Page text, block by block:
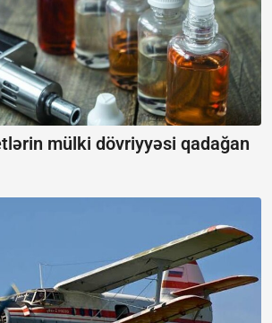
mülki dövriyyəsi qadağan